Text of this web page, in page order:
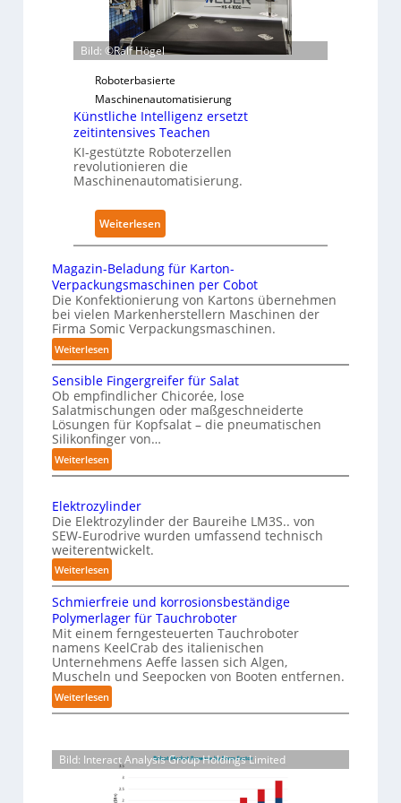
t
w
k
f
ü
r
P
s
c
a
l
A
t
a
d
i
m
K
r
a
k
e
h
a
u
s
e
r
z
u
d
e
n
A
u
w
r
k
u
n
g
n
v
o
n
y
c
A
I
a
u
f
d
e
e
Bild: ©Ralf Högel
Roboterbasierte
Maschinenautomatisierung
Künstliche Intelligenz ersetzt
zeitintensives Teachen
KI-gestützte Roboterzellen
revolutionieren die
Maschinenautomatisierung.
Weiterlesen
K
n
s
t
l
c
h
e
I
l
i
n
z
e
r
s
t
t
z
Magazin-Beladung für Karton-
Verpackungsmaschinen per Cobot
Die Konfektionierung von Kartons übernehmen
bei vielen Markenherstellern Maschinen der
Firma Somic Verpackungsmaschinen.
Weiterlesen:
M
a
g
a
z
i
n
B
e
l
a
d
u
n
g
f
ü
r
K
a
o
n
Sensible Fingergreifer für Salat
Ob empfindlicher Chicorée, lose
Salatmischungen oder maßgeschneiderte
Lösungen für Kopfsalat – die pneumatischen
Silikonfinger von…
Weiterlesen:
S
n
s
i
b
l
i
n
g
e
r
g
e
i
e
Elektrozylinder
Die Elektrozylinder der Baureihe LM3S.. von
SEW-Eurodrive wurden umfassend technisch
weiterentwickelt.
Weiterlesen:
E
l
e
k
t
r
o
z
i
n
d
Schmierfreie und korrosionsbeständige
Polymerlager für Tauchroboter
Mit einem ferngesteuerten Tauchroboter
namens KeelCrab des italienischen
Unternehmens Aeffe lassen sich Algen,
Muscheln und Seepocken von Booten entfernen.
Weiterlesen:
S
m
e
Bild: Interact Analysis Group Holdings Limited